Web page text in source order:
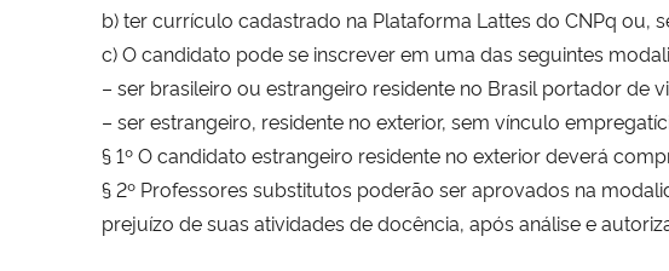
b) ter currículo cadastrado na Plataforma Lattes do CNPq
c) O candidato pode se inscrever em uma das seguintes
– ser brasileiro ou estrangeiro residente no Brasil portador de
– ser estrangeiro, residente no exterior, sem vínculo
§ 1º O candidato estrangeiro residente no exterior deverá
§ 2º Professores substitutos poderão ser aprovados na
prejuízo de suas atividades de docência, após análise e